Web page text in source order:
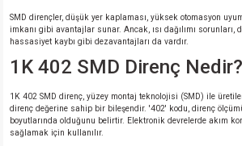
SMD dirençler, düşük yer kaplaması, yüksek otomasyon
imkanı gibi avantajlar sunar. Ancak, ısı dağılımı sorunları,
hassasiyet kaybı gibi dezavantajları da vardır.
1K 402 SMD Direnç Nedir?
1K 402 SMD direnç, yüzey montaj teknolojisi (SMD) ile
direnç değerine sahip bir bileşendir. '402' kodu, direnç
boyutlarında olduğunu belirtir. Elektronik devrelerde akım
sağlamak için kullanılır.